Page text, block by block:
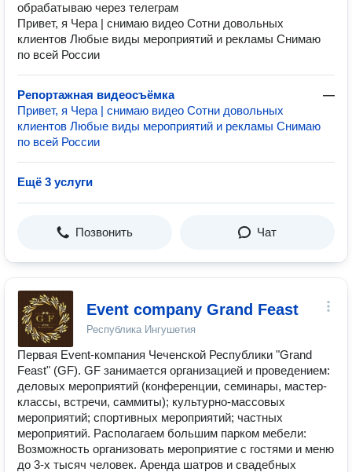
обрабатываю через телеграм
Привет, я Чера | снимаю видео Сотни довольных
клиентов Любые виды мероприятий и рекламы Снимаю
по всей России
Репортажная видеосъёмка
—
Привет, я Чера | снимаю видео Сотни довольных
клиентов Любые виды мероприятий и рекламы Снимаю
по всей России
Ещё 3 услуги
Позвонить Чат
Event company Grand Feast
Республика Ингушетия
Первая Event-компания Чеченской Республики "Grand
Feast" (GF). GF занимается организацией и проведением:
деловых мероприятий (конференции, семинары, мастер-
классы, встречи, саммиты); культурно-массовых
мероприятий; спортивных мероприятий; частных
мероприятий. Располагаем большим парком мебели:
Возможность организовать мероприятие с гостями и меню
до 3-х тысяч человек. Аренда шатров и свадебных